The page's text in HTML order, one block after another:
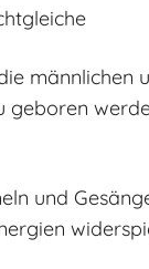
männlichen
geboren
und